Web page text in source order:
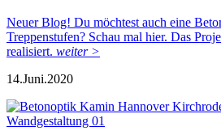
Neuer Blog! Du möchtest auch eine
Treppenstufen? Schau mal hier. Das
realisiert. weiter >
14.Juni.2020